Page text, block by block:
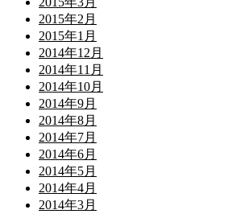
2015年2月
2015年1月
2014年12月
2014年11月
2014年10月
2014年9月
2014年8月
2014年7月
2014年6月
2014年5月
2014年4月
2014年3月